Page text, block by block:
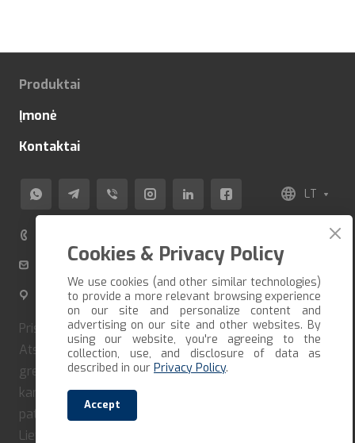
Produktai
Įmonė
Kontaktai
LT
info@veza-e.lt
Švitrigailos g. 11K-109, LT-03228 Vilnius, Lietuva
Pristatome prekes per trumpiausią įmanomą terminą.
Atsiėmimo galimybė susitarus iš anksto. Jei norite
greitai gauti savo užsakymą, turite jį suformuoti ir iš
karto apmokėti. Mūsų įmonė bendradarbiauja tik su
patikimais vežėjais ir kurjeriais. Pristatome visoje
Lietuvoje.
Cookies & Privacy Policy
We use cookies (and other similar technologies)
to provide a more relevant browsing experience
on our site and personalize content and
advertising on our site and other websites. By
using our website, you're agreeing to the
collection, use, and disclosure of data as
described in our Privacy Policy.
Accept